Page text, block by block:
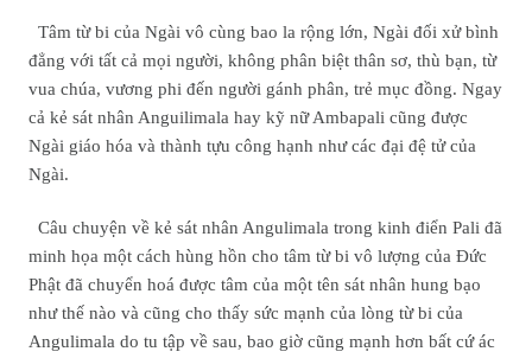
Tâm từ bi của Ngài vô cùng bao la rộng lớn, Ngài đối xử bình
đẳng với tất cả mọi người, không phân biệt thân sơ, thù bạn, từ
vua chúa, vương phi đến người gánh phân, trẻ mục đồng. Ngay
cả kẻ sát nhân Anguilimala hay kỹ nữ Ambapali cũng được
Ngài giáo hóa và thành tựu công hạnh như các đại đệ tử của
Ngài.
Câu chuyện về kẻ sát nhân Angulimala trong kinh điển Pali đã
minh họa một cách hùng hồn cho tâm từ bi vô lượng của Đức
Phật đã chuyển hoá được tâm của một tên sát nhân hung bạo
như thế nào và cũng cho thấy sức mạnh của lòng từ bi của
Angulimala do tu tập về sau, bao giờ cũng mạnh hơn bất cứ ác